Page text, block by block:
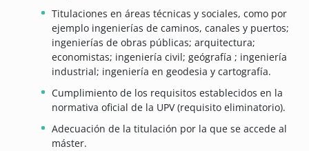
Titulaciones en áreas técnicas y sociales, como por
ejemplo ingenierías de caminos, canales y puertos;
ingenierías de obras públicas; arquitectura;
economistas; ingeniería civil; geógrafía ; ingeniería
industrial; ingeniería en geodesia y cartografía.
Cumplimiento de los requisitos establecidos en la
normativa oficial de la UPV (requisito eliminatorio).
Adecuación de la titulación por la que se accede al
máster.